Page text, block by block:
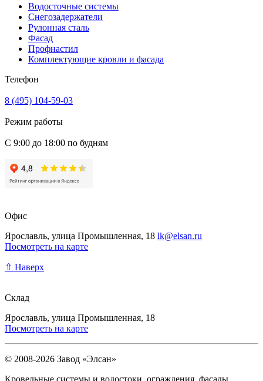
Водосточные системы
Снегозадержатели
Рулонная сталь
Фасад
Профнастил
Комплектующие кровли и фасада
Телефон
8 (495) 104-59-03
Режим работы
С 9:00 до 18:00 по будням
Офис
Ярославль, улица Промышленная, 18 lk@elsan.ru
Посмотреть на карте
⇧ Наверх
Склад
Ярославль, улица Промышленная, 18
Посмотреть на карте
© 2008-2026 Завод «Элсан»
Кровельные системы и водостоки, ограждения, фасады.